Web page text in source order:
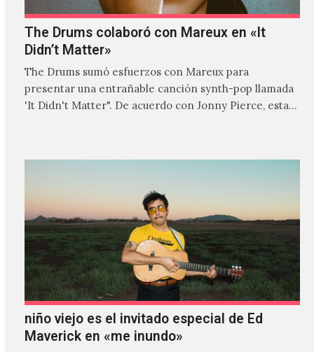
The Drums colaboró con Mareux en «It
Didn’t Matter»
The Drums sumó esfuerzos con Mareux para
presentar una entrañable canción synth-pop llamada
'It Didn't Matter". De acuerdo con Jonny Pierce, esta
niño viejo es el invitado especial de Ed
Maverick en «me inundo»